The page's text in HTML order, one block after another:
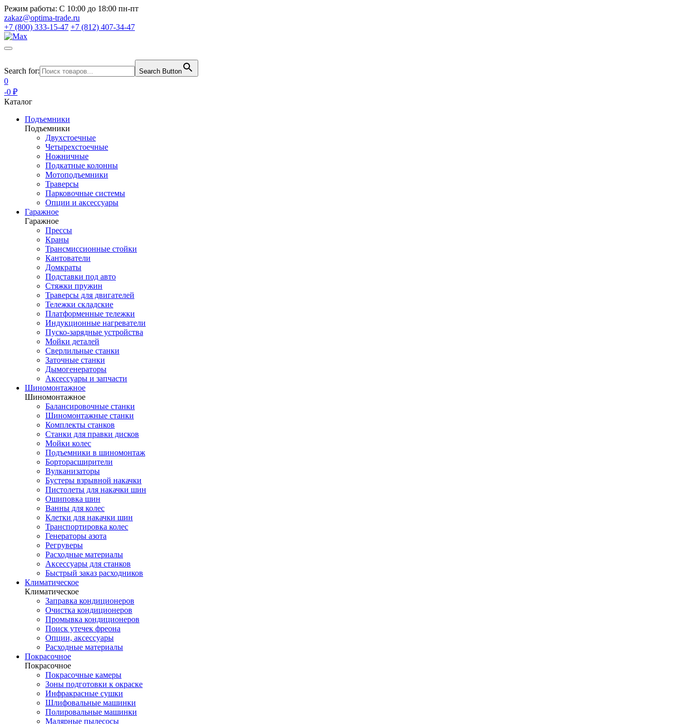
Режим работы: С 10:00 до 18:00 пн-пт
zakaz@optima-trade.ru
+7 (800) 333-15-47 +7 (812) 407-34-47
Search for: Search Button
0
-0 ₽
Каталог
Подъемники
Подъемники
Двухстоечные
Четырехстоечные
Ножничные
Подкатные колонны
Мотоподъемники
Траверсы
Парковочные системы
Опции и аксессуары
Гаражное
Гаражное
Прессы
Краны
Трансмиссионные стойки
Кантователи
Домкраты
Подставки под авто
Стяжки пружин
Траверсы для двигателей
Тележки складские
Платформенные тележки
Индукционные нагреватели
Пуско-зарядные устройства
Мойки деталей
Сверлильные станки
Заточные станки
Дымогенераторы
Аксессуары и запчасти
Шиномонтажное
Шиномонтажное
Балансировочные станки
Шиномонтажные станки
Комплекты станков
Станки для правки дисков
Мойки колес
Подъемники в шиномонтаж
Борторасширители
Вулканизаторы
Бустеры взрывной накачки
Пистолеты для накачки шин
Ошиповка шин
Ванны для колес
Клетки для накачки шин
Транспортировка колес
Генераторы азота
Регруверы
Расходные материалы
Аксессуары для станков
Быстрый заказ расходников
Климатическое
Климатическое
Заправка кондиционеров
Очистка кондиционеров
Промывка кондиционеров
Поиск утечек фреона
Опции, аксессуары
Расходные материалы
Покрасочное
Покрасочное
Покрасочные камеры
Зоны подготовки к окраске
Инфракрасные сушки
Шлифовальные машинки
Полировальные машинки
Малярные пылесосы